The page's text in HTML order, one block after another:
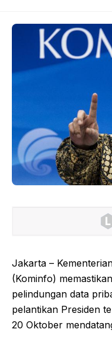
Jakarta –
(Kominfo)
pelindungan data
pelantikan Presiden
20 Oktober